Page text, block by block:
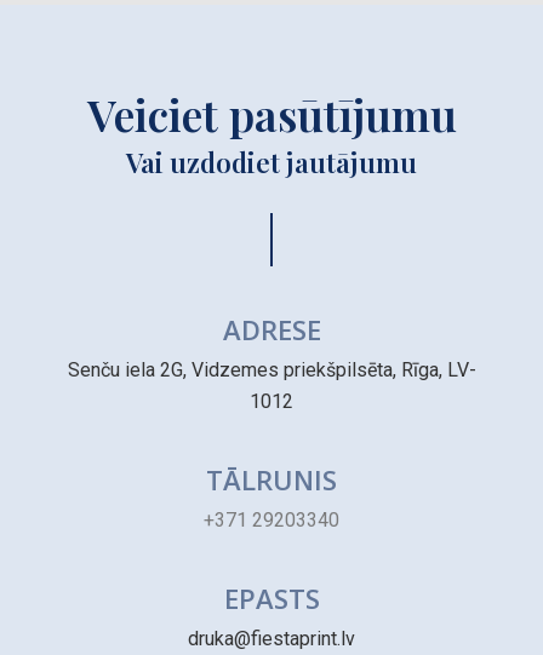
Veiciet pasūtījumu
Vai uzdodiet jautājumu
ADRESE
Senču iela 2G, Vidzemes priekšpilsēta, Rīga, LV-
1012
TĀLRUNIS
+371 29203340
EPASTS
druka@fiestaprint.lv